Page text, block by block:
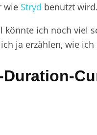
wie Stryd benutzt wird.
ich noch viel
ja erzählen, wie